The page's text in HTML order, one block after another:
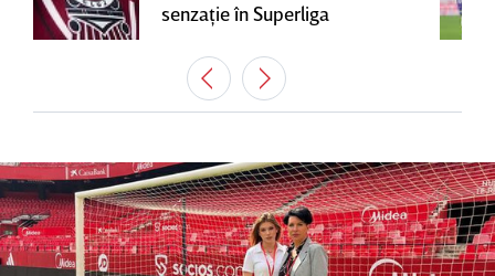
senzaţie în Superliga